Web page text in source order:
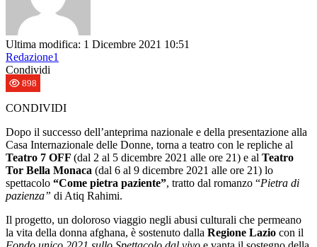
Ultima modifica: 1 Dicembre 2021 10:51
Redazione1
Condividi
898
CONDIVIDI
Dopo il successo dell’anteprima nazionale e della presentazione alla
Casa Internazionale delle Donne, torna a teatro con le repliche al
Teatro 7 OFF (dal 2 al 5 dicembre 2021 alle ore 21) e al Teatro
Tor Bella Monaca (dal 6 al 9 dicembre 2021 alle ore 21) lo
spettacolo “Come pietra paziente”, tratto dal romanzo “Pietra di
pazienza” di Atiq Rahimi.
Il progetto, un doloroso viaggio negli abusi culturali che permeano
la vita della donna afghana, è sostenuto dalla Regione Lazio con il